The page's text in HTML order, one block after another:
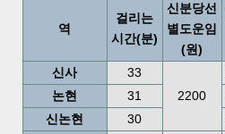
역
걸리는
시간(분)
신분당선
별도운임
(원)
신사
33
2200
논현
31
신논현
30